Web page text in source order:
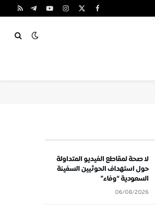
فيسبوك
X
الانستغراميوتيوبتيلقرامRSS
لا صحة لمقاطع الفيديو المتداولة
حول استهداف الحوثيين السفينة
السعودية “وفاء”
06/08/2026